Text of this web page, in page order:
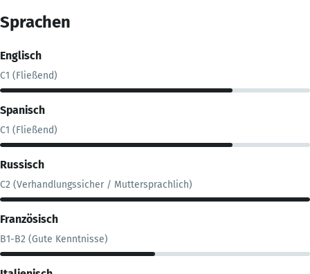
Sprachen
Englisch
C1 (Fließend)
Spanisch
C1 (Fließend)
Russisch
C2 (Verhandlungssicher / Muttersprachlich)
Französisch
B1-B2 (Gute Kenntnisse)